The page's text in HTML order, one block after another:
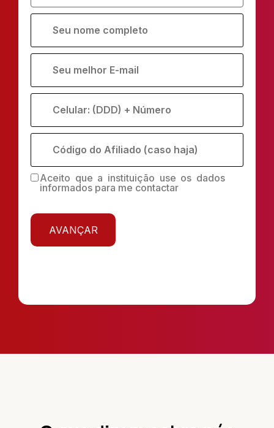
Aceito que a instituição use os dados
informados para me contactar
AVANÇAR